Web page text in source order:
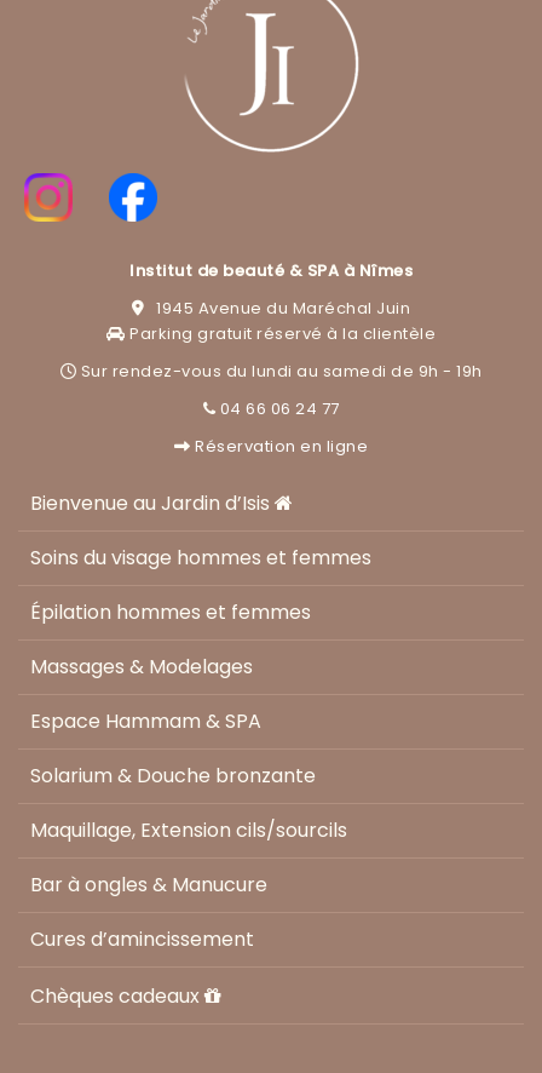
Institut de beauté & SPA à Nîmes
1945 Avenue du Maréchal Juin
Parking gratuit réservé à la clientèle
Sur rendez-vous du lundi au samedi de 9h - 19h
04 66 06 24 77
Réservation en ligne
Bienvenue au Jardin d’Isis
Soins du visage hommes et femmes
Épilation hommes et femmes
Massages & Modelages
Espace Hammam & SPA
Solarium & Douche bronzante
Maquillage, Extension cils/sourcils
Bar à ongles & Manucure
Cures d’amincissement
Chèques cadeaux